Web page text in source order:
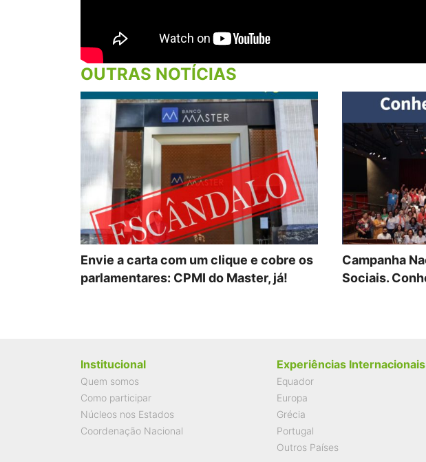
OUTRAS NOTÍCIAS
Envie a carta com um clique e cobre os
parlamentares: CPMI do Master, já!
Campanha
Sociais.
Institucional
Quem somos
Como participar
Núcleos nos Estados
Coordenação Nacional
Experiências Internacionais
Equador
Europa
Grécia
Portugal
Outros Países